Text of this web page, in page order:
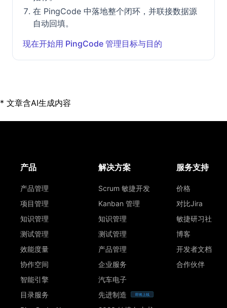
在 PingCode 中落地整个闭环，并联接数据源
自动回填。
现在开始用 PingCode 管理目标与目的
* 文章含AI生成内容
产品
产品管理
项目管理
知识管理
测试管理
效能度量
协作空间
智能引擎
目录服务
解决方案
Scrum 敏捷开发
Kanban 管理
知识管理
测试管理
产品管理
企业服务
汽车电子
先进制造
即将上线
服务支持
价格
对比Jira
敏捷研习社
博客
开发者文档
合作伙伴